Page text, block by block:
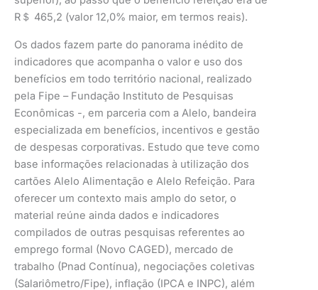
R＄ 465,2 (valor 12,0% maior, em termos reais).
Os dados fazem parte do panorama inédito de
indicadores que acompanha o valor e uso dos
benefícios em todo território nacional, realizado
pela Fipe – Fundação Instituto de Pesquisas
Econômicas -, em parceria com a Alelo, bandeira
especializada em benefícios, incentivos e gestão
de despesas corporativas. Estudo que teve como
base informações relacionadas à utilização dos
cartões Alelo Alimentação e Alelo Refeição. Para
oferecer um contexto mais amplo do setor, o
material reúne ainda dados e indicadores
compilados de outras pesquisas referentes ao
emprego formal (Novo CAGED), mercado de
trabalho (Pnad Contínua), negociações coletivas
(Salariômetro/Fipe), inflação (IPCA e INPC), além